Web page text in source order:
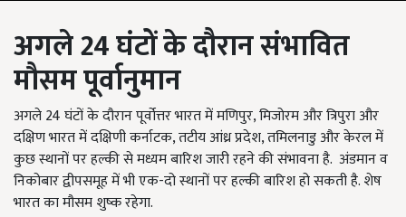
अगले24घंटों के दौरान संभावित
मौसम पूर्वानुमान
अगले 24 घंटों के दौरान पूर्वोत्तर भारत में मणिपुर, मिजोरम और त्रिपुरा और
दक्षिण भारत में दक्षिणी कर्नाटक, तटीय आंध्र प्रदेश, तमिलनाडु और केरल में
कुछ स्थानों पर हल्की से मध्यम बारिश जारी रहने की संभावना है. अंडमान व
निकोबार द्वीपसमूह में भी एक-दो स्थानों पर हल्की बारिश हो सकती है. शेष
भारत का मौसम शुष्क रहेगा.